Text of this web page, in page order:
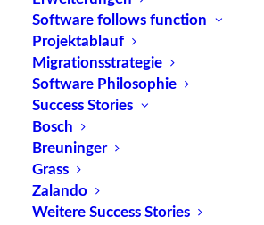
Software follows function
Projektablauf
Migrationsstrategie
Software Philosophie
Success Stories
Bosch
Breuninger
Grass
Zalando
Weitere Success Stories
Digitaler Zwilling
Logistik –